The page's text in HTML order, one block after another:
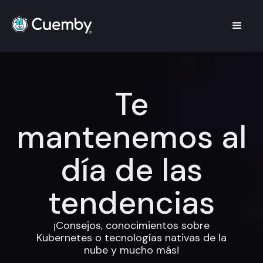
Te
mantenemos al
día de las
tendencias
¡Consejos, conocimientos sobre
Kubernetes o tecnologías nativas de la
nube y mucho más!